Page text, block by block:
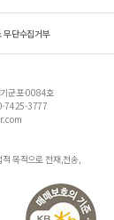
무단수집거부
군포-0084호
7425-3777
목적으로 전재,전송,